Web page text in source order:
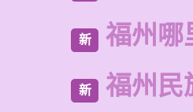
新 福州哪
新 福州民